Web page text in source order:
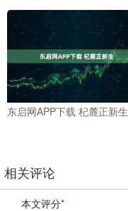
东启网APP下载 杞麓正新生
相关评论
本文评分*